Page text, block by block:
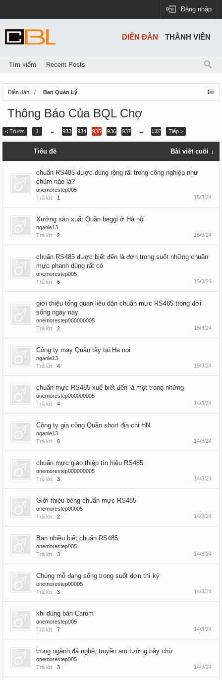
Đăng nhập
Diễn đàn Ban Quản Lý
Thông Báo Của BQL Chợ
< Trước 1 ← 933 934 935 936 937 → 1387 Tiếp >
Tiêu đề Bài viết cuối ↓
chuẩn RS485 được dùng rộng rãi trong công nghiệp như
chũm nào là?
onemorestep005
Trả lời:
1 15/3/24
Xưởng sản xuất Quần beggi ở Hà nội
nganle13
Trả lời:
2 15/3/24
chuẩn RS485 được biết đến là đơn trong suốt những chuẩn
mực phanh dùng rất có
onemorestep005
Trả lời:
6 15/3/24
giới thiệu tổng quan liêu dận chuẩn mực RS485 trong đời
sống ngày nay
onemorestep000000005
Trả lời:
2 15/3/24
Công ty may Quần tây tại Ha noi
nganle13
Trả lời:
4 15/3/24
chuẩn mực RS485 xuể biết đến là một trong những
onemorestep000000005
Trả lời:
4 14/3/24
Công ty gia công Quần short địa chỉ HN
nganle13
Trả lời:
0 14/3/24
chuẩn mực giao thiệp tín hiệu RS485
onemorestep000000005
Trả lời:
3 14/3/24
Giới thiệu béng chuẩn mực RS485
onemorestep00005
Trả lời:
2 14/3/24
Bạn nhiều biết chuẩn RS485
onemorestep005
Trả lời:
3 14/3/24
Chúng mỗ đang sống trong suốt đơn thì kỳ
onemorestep00005
Trả lời:
3 14/3/24
khi dùng bàn Carom
onemorestep005
Trả lời:
7 14/3/24
trong ngành đả nghệ, truyền am tường bây chừ
onemorestep005
Trả lời:
3 14/3/24
DIỄN ĐÀN
Tìm kiếm Recent Posts
THÀNH VIÊN